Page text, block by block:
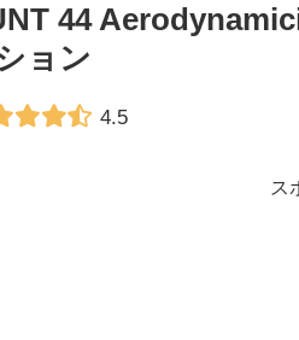
44
ョン
4.5
ス